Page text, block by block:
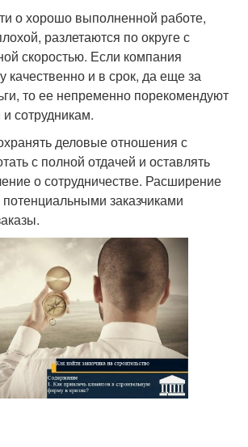
о хорошо выполненной работе,
разлетаются по округе с
скоростью. Если компания
качественно и в срок, да еще за
то ее непременно порекомендуют
сотрудникам.
деловые отношения с
с полной отдачей и оставлять
о сотрудничестве. Расширение
потенциальными заказчиками